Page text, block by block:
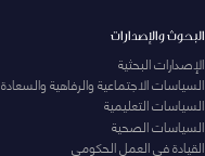
البحوث والإصدارات
الإصدارات البحثية
السياسات الاجتماعية والرفاهية والسعادة
السياسات التعليمية
السياسات الصحية
القيادة في العمل الحكومي